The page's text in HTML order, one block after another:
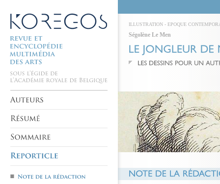
ILLUSTRATION - EPOQUE
Ségolène Le Men